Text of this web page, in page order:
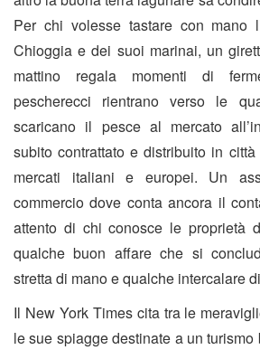
Per chi volesse tastare con mano
Chioggia e dei suoi marinai, un
mattino regala momenti di
pescherecci rientrano verso le
scaricano il pesce al mercato
subito contrattato e distribuito in
mercati italiani e europei. Un
commercio dove conta ancora il
attento di chi conosce le proprietà
qualche buon affare che si
stretta di mano e qualche intercalare
Il New York Times cita tra le
le sue spiagge destinate a un